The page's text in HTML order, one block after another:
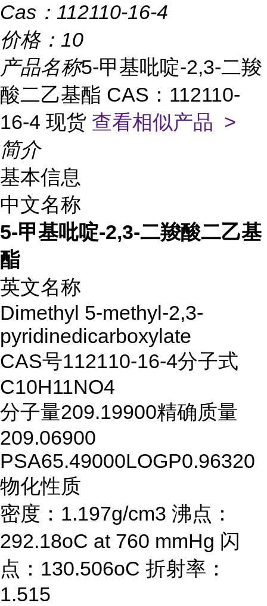
Cas： 112110-16-4
价格： 10
产品名称5-甲基吡啶-2,3-二羧
酸二乙基酯 CAS：112110-
16-4 现货 查看相似产品 >
简介
基本信息
中文名称
5-甲基吡啶-2,3-二羧酸二乙基
酯
英文名称
Dimethyl 5-methyl-2,3-
pyridinedicarboxylate
CAS号112110-16-4分子式
C10H11NO4
分子量209.19900精确质量
209.06900
PSA65.49000LOGP0.96320
物化性质
密度：1.197g/cm3 沸点：
292.18oC at 760 mmHg 闪
点：130.506oC 折射率：
1.515